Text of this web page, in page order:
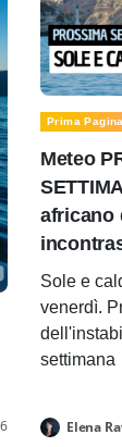
Prima Pagina
Meteo
africano
Sole e
venerdì.
settimana
Elena